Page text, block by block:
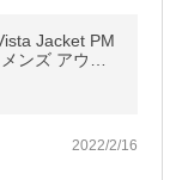
Jacket PM
ンズ アウタ
2022/2/16